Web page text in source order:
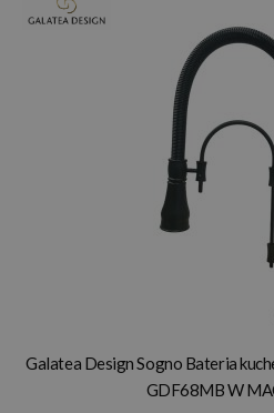
Galatea Design Sogno Bateria
GDF68MB W